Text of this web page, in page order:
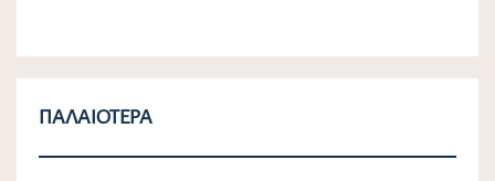
Τρ, 07/04/2026 - 09:45